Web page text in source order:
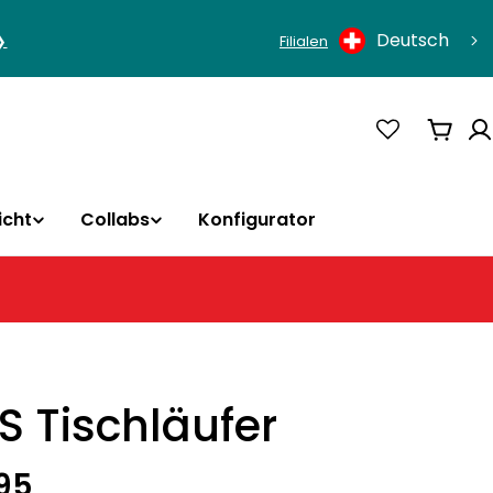
Filialen Deutsch
Collabs Konfigurator
Tischläufer